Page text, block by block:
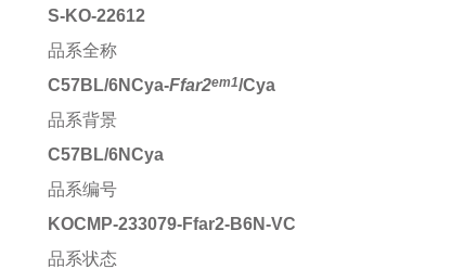
S-KO-22612
品系全称
C57BL/6NCya-Ffar2em1/Cya
品系背景
C57BL/6NCya
品系编号
KOCMP-233079-Ffar2-B6N-VC
品系状态